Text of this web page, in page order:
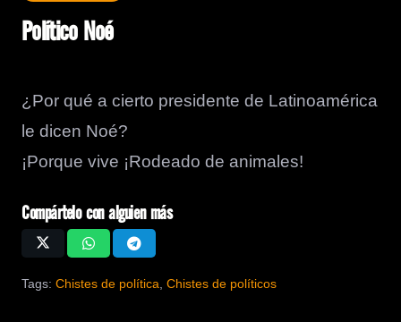
Político Noé
¿Por qué a cierto presidente de Latinoamérica
le dicen Noé?
¡Porque vive ¡Rodeado de animales!
Compártelo con alguien más
Tags: Chistes de política Chistes de políticos